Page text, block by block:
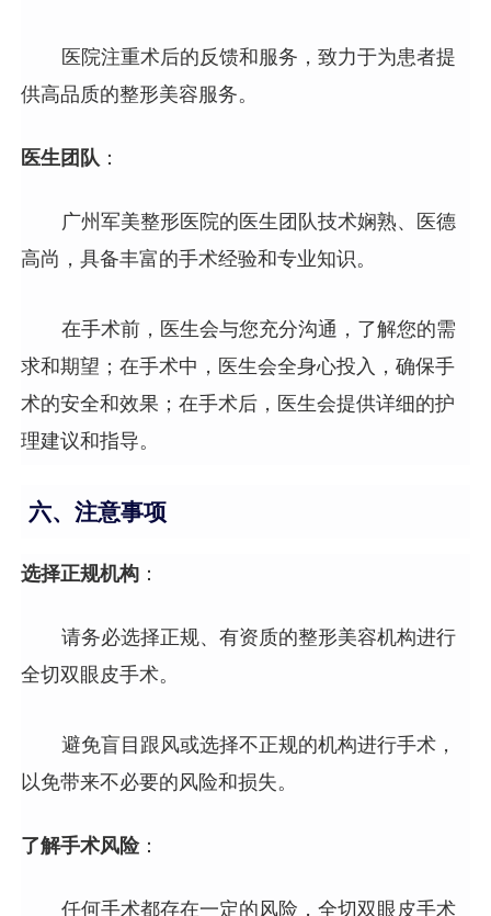
医院注重术后的反馈和服务，致力于为患者提
供高品质的整形美容服务。
医生团队 ：
广州军美整形医院的医生团队技术娴熟、医德
高尚，具备丰富的手术经验和专业知识。
在手术前，医生会与您充分沟通，了解您的需
求和期望；在手术中，医生会全身心投入，确保手
术的安全和效果；在手术后，医生会提供详细的护
理建议和指导。
六、注意事项
选择正规机构 ：
请务必选择正规、有资质的整形美容机构进行
全切双眼皮手术。
避免盲目跟风或选择不正规的机构进行手术，
以免带来不必要的风险和损失。
了解手术风险：
任何手术都存在一定的风险，全切双眼皮手术